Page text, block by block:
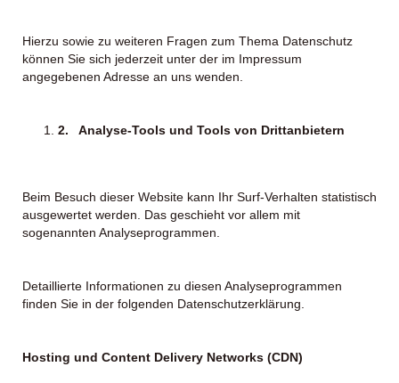
Hierzu sowie zu weiteren Fragen zum Thema Datenschutz
können Sie sich jederzeit unter der im Impressum
angegebenen Adresse an uns wenden.
2. Analyse-Tools und Tools von Drittanbietern
Beim Besuch dieser Website kann Ihr Surf-Verhalten statistisch
ausgewertet werden. Das geschieht vor allem mit
sogenannten Analyseprogrammen.
Detaillierte Informationen zu diesen Analyseprogrammen
finden Sie in der folgenden Datenschutzerklärung.
Hosting und Content Delivery Networks (CDN)